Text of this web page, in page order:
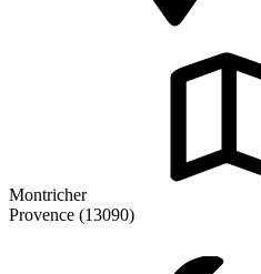
Montricher
Provence (13090)